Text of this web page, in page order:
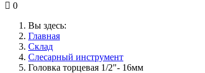
0
Вы здесь:
Главная
Склад
Слесарный инструмент
Головка торцевая 1/2"- 16мм